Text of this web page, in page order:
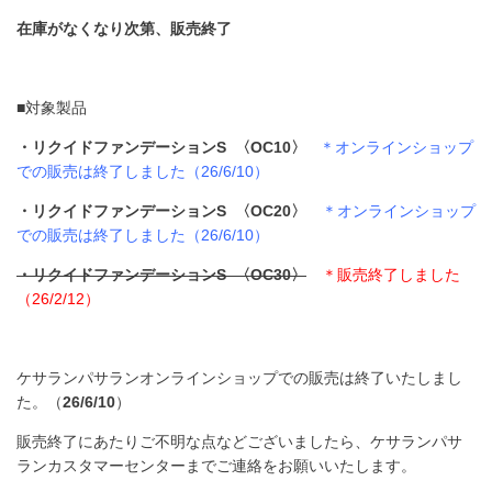
在庫がなくなり次第、販売終了
■対象製品
・リクイドファンデーションS 〈OC10〉
＊オンラインショップ
での販売は終了しました（26/6/10）
・リクイドファンデーションS 〈OC20〉
＊オンラインショップ
での販売は終了しました（26/6/10）
・リクイドファンデーションS 〈OC30〉
＊販売終了しました
（26/2/12）
ケサランパサランオンラインショップでの販売は終了いたしまし
た。（26/6/10）
販売終了にあたりご不明な点などございましたら、ケサランパサ
ランカスタマーセンターまでご連絡をお願いいたします。